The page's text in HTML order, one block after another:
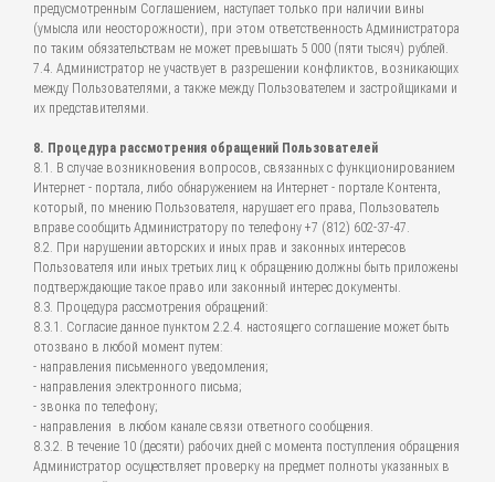
предусмотренным Соглашением, наступает только при наличии вины
(умысла или неосторожности), при этом ответственность Администратора
по таким обязательствам не может превышать 5 000 (пяти тысяч) рублей.
7.4. Администратор не участвует в разрешении конфликтов, возникающих
между Пользователями, а также между Пользователем и застройщиками и
их представителями.
8. Процедура рассмотрения обращений Пользователей
8.1. В случае возникновения вопросов, связанных с функционированием
Интернет - портала, либо обнаружением на Интернет - портале Контента,
который, по мнению Пользователя, нарушает его права, Пользователь
вправе сообщить Администратору по телефону +7 (812) 602-37-47.
8.2. При нарушении авторских и иных прав и законных интересов
Пользователя или иных третьих лиц к обращению должны быть приложены
подтверждающие такое право или законный интерес документы.
8.3. Процедура рассмотрения обращений:
8.3.1. Согласие данное пунктом 2.2.4. настоящего соглашение может быть
отозвано в любой момент путем:
- направления письменного уведомления;
- направления электронного письма;
- звонка по телефону;
- направления в любом канале связи ответного сообщения.
8.3.2. В течение 10 (десяти) рабочих дней с момента поступления обращения
Администратор осуществляет проверку на предмет полноты указанных в